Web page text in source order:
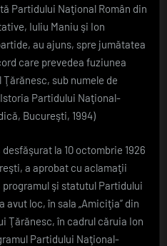
Partidului Naţional Român din
Iuliu Maniu şi Ion
au ajuns, spre jumătatea
care prevedea fuziunea
sub numele de
Partidului Naţional-
Bucureşti, 1994)
la 10 octombrie 1926
a aprobat cu aclamaţii
şi statutul Partidului
loc, în sala „Amiciţia” din
Ţărănesc, în cadrul căruia Ion
Partidului Naţional-